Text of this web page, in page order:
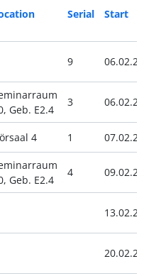
Serial Start
9 06.02.24
Geb. E2.4
3 06.02.24
4 1 07.02.24
Geb. E2.4
4 09.02.24
13.02.24
20.02.24